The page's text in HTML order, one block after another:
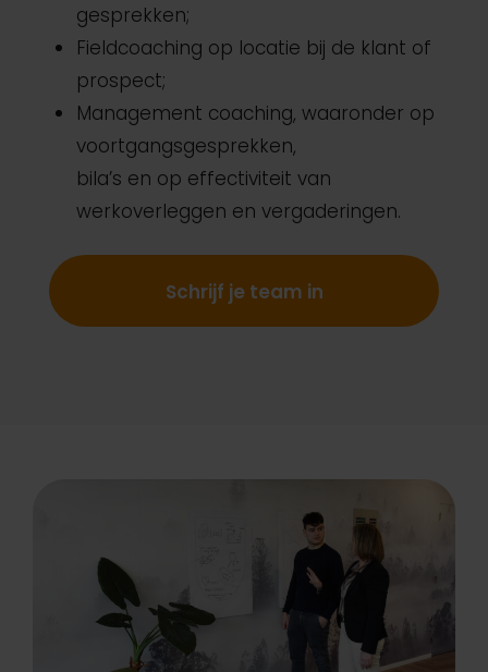
gesprekken;
Fieldcoaching op locatie bij de klant of
prospect;
Management coaching, waaronder op
voortgangsgesprekken,
bila’s en op effectiviteit van
werkoverleggen en vergaderingen.
Schrijf je team in